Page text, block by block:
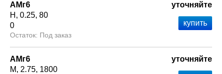
АМг6
Н
0.25 80
0
Под заказ
уточняйте
АМг6
М
2.75 1800
уточняйте